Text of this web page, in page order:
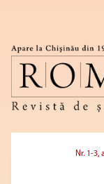
Nr. 1-3,